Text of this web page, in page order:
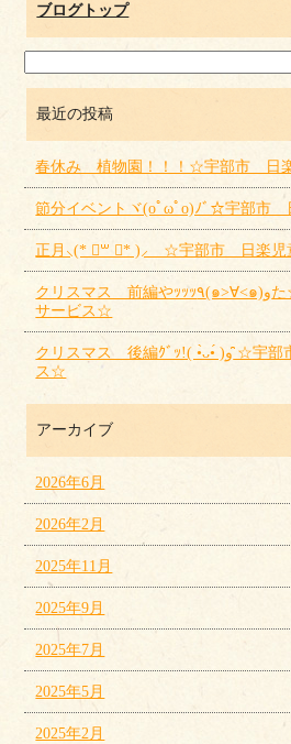
ブログトップ
最近の投稿
春休み 植物園！！！☆宇部市 日
節分イベントヾ(oﾟωﾟo)ﾉﾞ☆宇部市
正月⸜(* ॑꒳ ॑* )⸝ ☆宇部市 日楽児
クリスマス 前編やｯｯｯ٩(๑>∀<๑)وた☆宇部市 日楽児童デイ
サービス☆
クリスマス 後編ｸﾞｯ!( •̀ᴗ•́ )و ̑̑☆宇部市 日楽児童デイサービ
ス☆
アーカイブ
2026年6月
2026年2月
2025年11月
2025年9月
2025年7月
2025年5月
2025年2月